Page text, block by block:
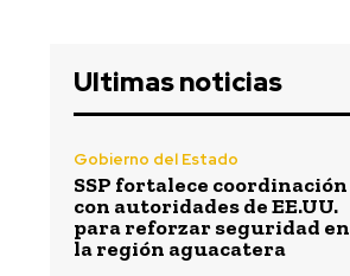
Ultimas noticias
Gobierno del Estado
SSP fortalece coordinación
con autoridades de EE.UU.
para reforzar seguridad en
la región aguacatera